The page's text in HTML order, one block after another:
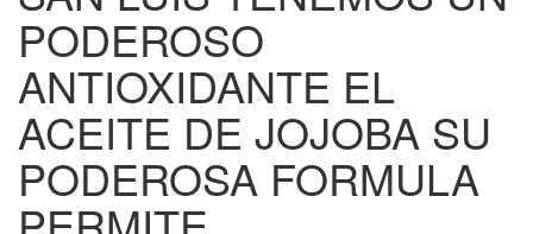
PODEROSO
ANTIOXIDANTE EL
ACEITE DE JOJOBA SU
PODEROSA FORMULA